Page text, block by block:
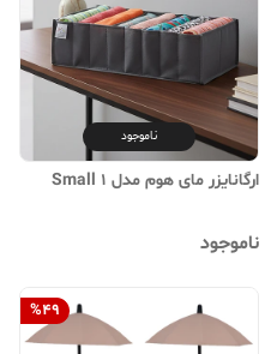
ناموجود
ارگانایزر مای هوم مدل Small 1
ناموجود
%49